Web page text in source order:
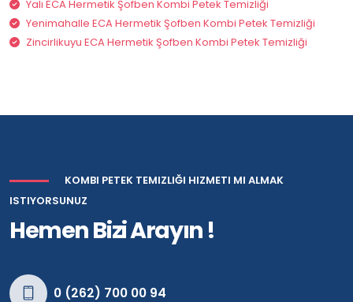
Yalı ECA Hermetik Şofben Kombi Petek Temizliği
Yenimahalle ECA Hermetik Şofben Kombi Petek Temizliği
Zincirlikuyu ECA Hermetik Şofben Kombi Petek Temizliği
KOMBI PETEK TEMIZLIĞI HIZMETI MI ALMAK
ISTIYORSUNUZ
Hemen Bizi Arayın !
0 (262) 700 00 94